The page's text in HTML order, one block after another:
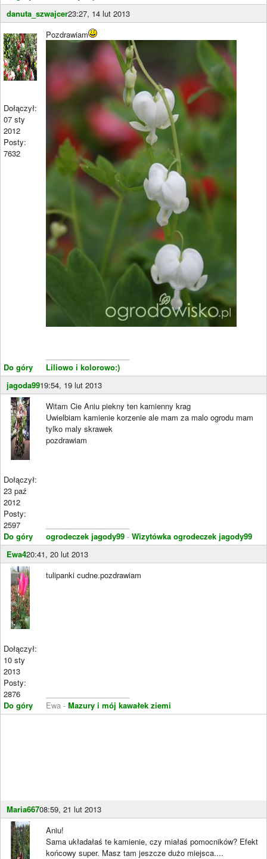
danuta_szwajcer23:27, 14 lut 2013
Dołączył:
07 sty
2012
Posty:
7632
Do góry
Pozdrawiam
Liliowo i kolorowo:)
jagoda9919:54, 19 lut 2013
Dołączył:
23 paź
2012
Posty:
2597
Do góry
Witam Cie Aniu piekny ten kamienny krag
Uwielbiam kamienie korzenie ale mam za malo ogrodu mam
tylko maly skrawek
pozdrawiam
ogrodeczek jagody99 - Wizytówka ogrodeczek jagody99
Ewa420:41, 20 lut 2013
Dołączył:
10 sty
2013
Posty:
2876
Do góry
tulipanki cudne.pozdrawiam
Ewa - Mazury i mój kawałek ziemi
Maria66708:59, 21 lut 2013
Aniu!
Sama układałaś te kamienie, czy miałaś pomocników? Efekt
końcowy super. Masz tam jeszcze dużo miejsca....